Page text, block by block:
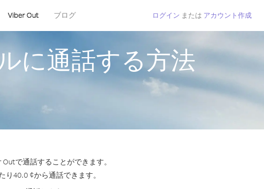
Viber Out ブログ ログイン または アカウント作成
に通話する方法
で通話することができます。
40.0 ¢から通話できます。